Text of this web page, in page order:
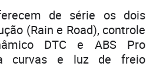
de série os dois
(Rain e Road), controle
DTC e ABS Pro
curvas e luz de freio